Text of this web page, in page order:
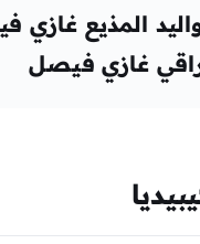
المذيع
غازي فيصل